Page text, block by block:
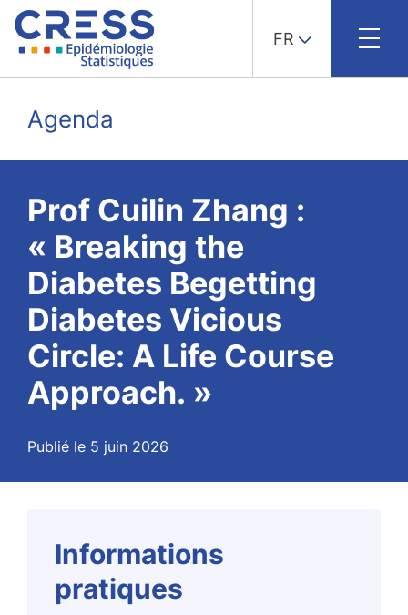
content
FR
Agenda
Prof Cuilin Zhang :
« Breaking the
Diabetes Begetting
Diabetes Vicious
Circle: A Life Course
Approach. »
Publié le 5 juin 2026
Informations
pratiques